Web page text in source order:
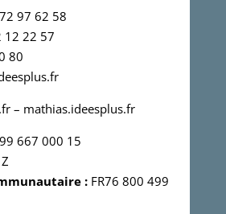
97 62 58
22 57
80
– mathias.ideesplus.fr
667 000 15
: FR76 800 499